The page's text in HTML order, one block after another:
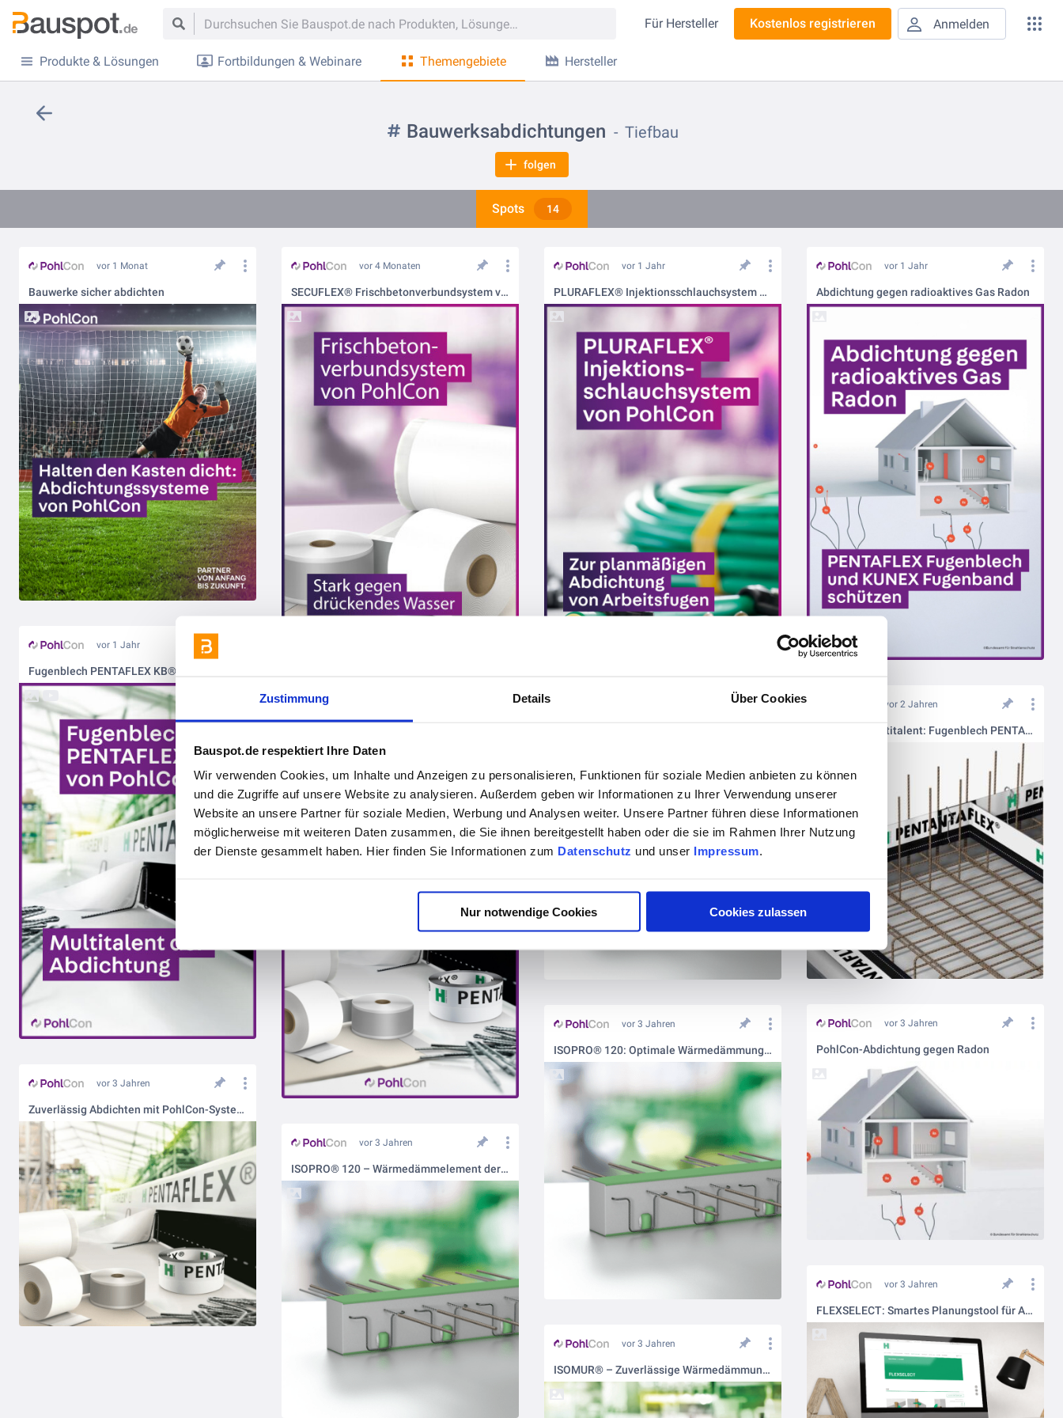
Zustimmung Details Über Cookies
Bauspot.de respektiert Ihre Daten
Wir verwenden Cookies, um Inhalte und Anzeigen zu personalisieren, Funktionen für soziale Medien anbieten zu können
und die Zugriffe auf unsere Website zu analysieren. Außerdem geben wir Informationen zu Ihrer Verwendung unserer
Website an unsere Partner für soziale Medien, Werbung und Analysen weiter. Unsere Partner führen diese Informationen
möglicherweise mit weiteren Daten zusammen, die Sie ihnen bereitgestellt haben oder die sie im Rahmen Ihrer Nutzung
der Dienste gesammelt haben. Hier finden Sie Informationen zum Datenschutz und unser Impressum.
Nur notwendige Cookies Cookies zulassen
Für Hersteller Kostenlos registrieren Anmelden
Produkte & Lösungen Fortbildungen & Webinare Themengebiete Hersteller
Bauwerksabdichtungen Tiefbau
folgen
Spots 14
vor 1 Monat
Bauwerke sicher abdichten
vor 4 Monaten
SECUFLEX® Frischbetonverbundsystem von PohlCon
vor 1 Jahr
PLURAFLEX® Injektionsschlauchsystem – die optimale Abdichtungslösung von PohlCon
vor 1 Jahr
Abdichtung gegen radioaktives Gas Radon
vor 1 Jahr
vor 2 Jahren
PohlCons Multitalent: Fugenblech PENTAFLEX KB®
vor 3 Jahren
PohlCon-Abdichtung gegen Radon
vor 3 Jahren
ISOPRO® 120: Optimale Wärmedämmung mit PohlCon
vor 3 Jahren
Zuverlässig Abdichten mit PohlCon-Systemen
vor 3 Jahren
ISOPRO® 120 – Wärmedämmelement der Extraklasse
vor 3 Jahren
FLEXSELECT: Smartes Planungstool für Abdichtungsprodukte
vor 3 Jahren
ISOMUR® – Zuverlässige Wärmedämmung von PohlCon